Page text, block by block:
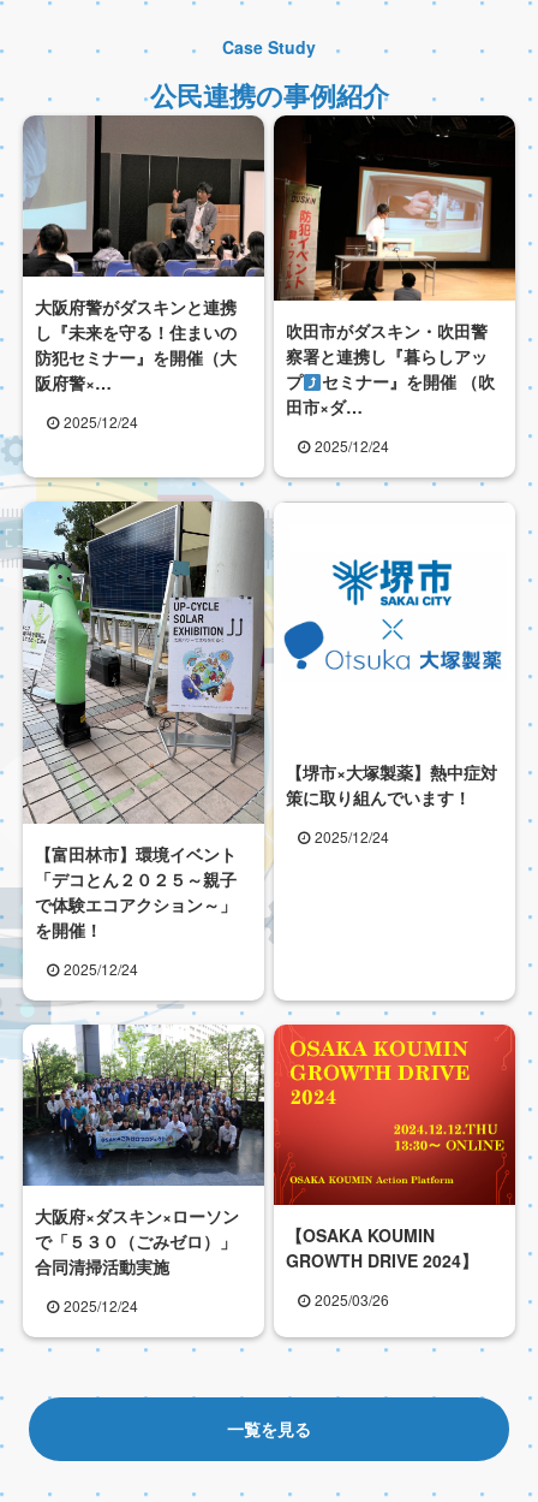
Case Study
公民連携の事例紹介
大阪府警がダスキンと連携
し『未来を守る！住まいの
防犯セミナー』を開催（大
阪府警×…
2025/12/24
吹田市がダスキン・吹田警
察署と連携し『暮らしアッ
プ
セミナー』を開催 （吹
田市×ダ…
2025/12/24
【富田林市】環境イベント
「デコとん２０２５～親子
で体験エコアクション～」
を開催！
2025/12/24
【堺市×大塚製薬】熱中症対
策に取り組んでいます！
2025/12/24
大阪府×ダスキン×ローソン
で「５３０（ごみゼロ）」
合同清掃活動実施
2025/12/24
【OSAKA KOUMIN
GROWTH DRIVE 2024】
2025/03/26
一覧を見る